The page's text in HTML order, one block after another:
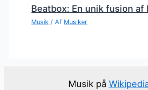
Beatbox: En unik fusion af
Musik / Af Musiker
Musik på